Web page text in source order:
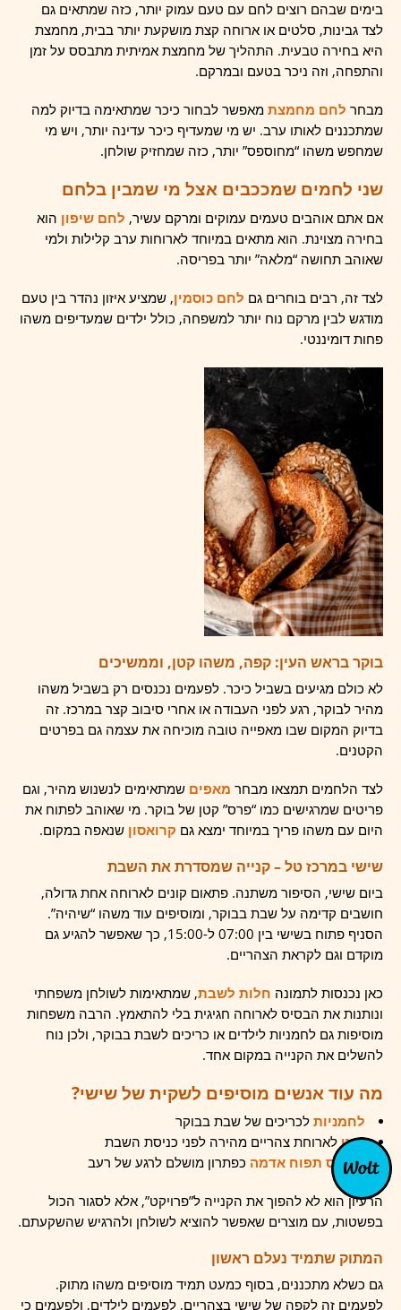
בימים שבהם רוצים לחם עם טעם עמוק יותר, כזה שמתאים גם
לצד גבינות, סלטים או ארוחה קצת מושקעת יותר בבית, מחמצת
היא בחירה טבעית. התהליך של מחמצת אמיתית מתבסס על זמן
והתפחה, וזה ניכר בטעם ובמרקם.
מבחר לחם מחמצת מאפשר לבחור כיכר שמתאימה בדיוק למה
שמתכננים לאותו ערב. יש מי שמעדיף כיכר עדינה יותר, ויש מי
שמחפש משהו “מחוספס” יותר, כזה שמחזיק שולחן.
שני לחמים שמככבים אצל מי שמבין בלחם
אם אתם אוהבים טעמים עמוקים ומרקם עשיר, לחם שיפון הוא
בחירה מצוינת. הוא מתאים במיוחד לארוחות ערב קלילות ולמי
שאוהב תחושה “מלאה” יותר בפריסה.
לצד זה, רבים בוחרים גם לחם כוסמין, שמציע איזון נהדר בין טעם
מודגש לבין מרקם נוח יותר למשפחה, כולל ילדים שמעדיפים משהו
פחות דומיננטי.
בוקר בראש העין: קפה, משהו קטן, וממשיכים
לא כולם מגיעים בשביל כיכר. לפעמים נכנסים רק בשביל משהו
מהיר לבוקר, רגע לפני העבודה או אחרי סיבוב קצר במרכז. זה
בדיוק המקום שבו מאפייה טובה מוכיחה את עצמה גם בפרטים
הקטנים.
לצד הלחמים תמצאו מבחר מאפים שמתאימים לנשנוש מהיר, וגם
פריטים שמרגישים כמו “פרס” קטן של בוקר. מי שאוהב לפתוח את
היום עם משהו פריך במיוחד ימצא גם קרואסון שנאפה במקום.
שישי במרכז טל – קנייה שמסדרת את השבת
ביום שישי, הסיפור משתנה. פתאום קונים לארוחה אחת גדולה,
חושבים קדימה על שבת בבוקר, ומוסיפים עוד משהו “שיהיה”.
הסניף פתוח בשישי בין 07:00 ל-15:00, כך שאפשר להגיע גם
מוקדם וגם לקראת הצהריים.
כאן נכנסות לתמונה חלות לשבת, שמתאימות לשולחן משפחתי
ונותנות את הבסיס לארוחה חגיגית בלי להתאמץ. הרבה משפחות
מוסיפות גם לחמניות לילדים או כריכים לשבת בבוקר, ולכן נוח
להשלים את הקנייה במקום אחד.
מה עוד אנשים מוסיפים לשקית של שישי?
לחמניות לכריכים של שבת בבוקר
בגטלארוחת צהריים מהירה לפני כניסת השבת
בורקס תפוח אדמה כפתרון מושלם לרגע של רעב
הרעיון הוא לא להפוך את הקנייה ל”פרויקט”, אלא לסגור הכול
בפשטות, עם מוצרים שאפשר להוציא לשולחן ולהרגיש שהשקעתם.
המתוק שתמיד נעלם ראשון
גם כשלא מתכננים, בסוף כמעט תמיד מוסיפים משהו מתוק.
לפעמים זה לקפה של שישי בצהריים, לפעמים לילדים, ולפעמים כי